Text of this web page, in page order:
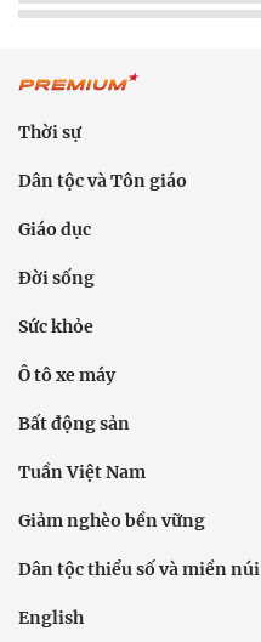
Thời sự
Dân tộc và Tôn giáo
Giáo dục
Đời sống
Sức khỏe
Ô tô xe máy
Bất động sản
Tuần Việt Nam
Giảm nghèo bền vững
Dân tộc thiểu số và miền núi
English